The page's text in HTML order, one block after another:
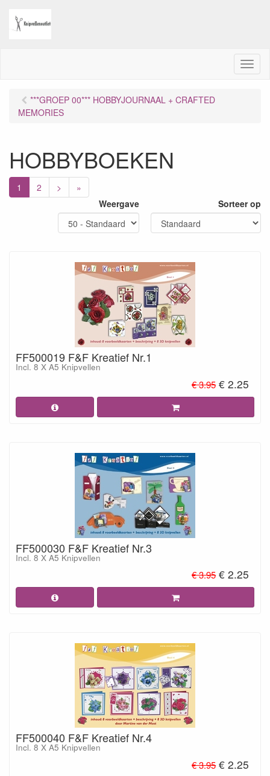
M
e
***GROEP 00*** HOBBYJOURNAAL + CRAFTED
MEMORIES
HOBBYBOEKEN
1 2 >
»
Weergave
Sorteer op
FF500019 F&F Kreatief Nr.1
Incl. 8 X A5 Knipvellen
€ 3.95 € 2.25
FF500030 F&F Kreatief Nr.3
Incl. 8 X A5 Knipvellen
€ 3.95 € 2.25
FF500040 F&F Kreatief Nr.4
Incl. 8 X A5 Knipvellen
€ 3.95 € 2.25